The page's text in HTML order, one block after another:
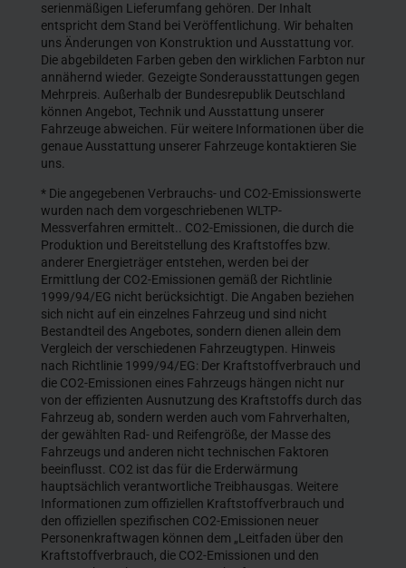
serienmäßigen Lieferumfang gehören. Der Inhalt
entspricht dem Stand bei Veröffentlichung. Wir behalten
uns Änderungen von Konstruktion und Ausstattung vor.
Die abgebildeten Farben geben den wirklichen Farbton nur
annähernd wieder. Gezeigte Sonderausstattungen gegen
Mehrpreis. Außerhalb der Bundesrepublik Deutschland
können Angebot, Technik und Ausstattung unserer
Fahrzeuge abweichen. Für weitere Informationen über die
genaue Ausstattung unserer Fahrzeuge kontaktieren Sie
uns.
* Die angegebenen Verbrauchs- und CO2-Emissionswerte
wurden nach dem vorgeschriebenen WLTP-
Messverfahren ermittelt.. CO2-Emissionen, die durch die
Produktion und Bereitstellung des Kraftstoffes bzw.
anderer Energieträger entstehen, werden bei der
Ermittlung der CO2-Emissionen gemäß der Richtlinie
1999/94/EG nicht berücksichtigt. Die Angaben beziehen
sich nicht auf ein einzelnes Fahrzeug und sind nicht
Bestandteil des Angebotes, sondern dienen allein dem
Vergleich der verschiedenen Fahrzeugtypen. Hinweis
nach Richtlinie 1999/94/EG: Der Kraftstoffverbrauch und
die CO2-Emissionen eines Fahrzeugs hängen nicht nur
von der effizienten Ausnutzung des Kraftstoffs durch das
Fahrzeug ab, sondern werden auch vom Fahrverhalten,
der gewählten Rad- und Reifengröße, der Masse des
Fahrzeugs und anderen nicht technischen Faktoren
beeinflusst. CO2 ist das für die Erderwärmung
hauptsächlich verantwortliche Treibhausgas. Weitere
Informationen zum offiziellen Kraftstoffverbrauch und
den offiziellen spezifischen CO2-Emissionen neuer
Personenkraftwagen können dem „Leitfaden über den
Kraftstoffverbrauch, die CO2-Emissionen und den